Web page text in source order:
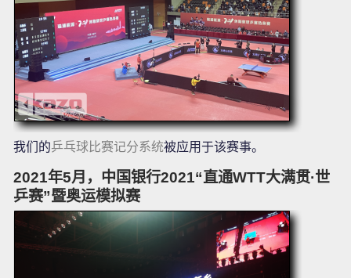
我们的乒乓球比赛记分系统被应用于该赛事。
2021年5月，中国银行2021“直通WTT大满贯·世
乒赛”暨奥运模拟赛